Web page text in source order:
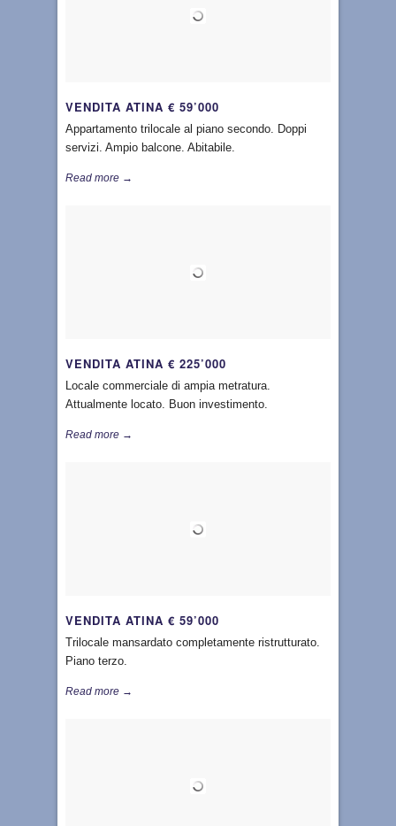
VENDITA ATINA € 59’000
Appartamento trilocale al piano secondo. Doppi
servizi. Ampio balcone. Abitabile.
Read more →
VENDITA ATINA € 225’000
Locale commerciale di ampia metratura.
Attualmente locato. Buon investimento.
Read more →
VENDITA ATINA € 59’000
Trilocale mansardato completamente ristrutturato.
Piano terzo.
Read more →